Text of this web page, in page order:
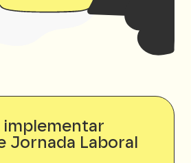
implementar
Jornada Laboral